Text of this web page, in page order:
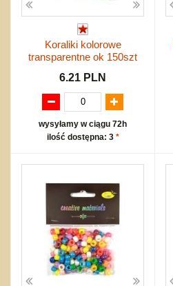
Koraliki kolorowe
transparentne ok 150szt
6.21 PLN
wysyłamy w ciągu 72h
ilość dostępna: 3 *